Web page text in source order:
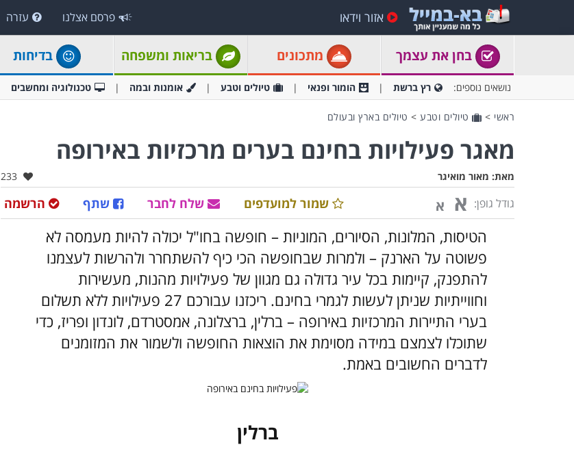
אזור וידאו פרסם אצלנו עזרה
בחן את עצמך מתכונים בריאות ומשפחה בדיחות
נושאים נוספים: רץ ברשת הומור ופנאי טיולים וטבע אומנות ובמה טכנולוגיה ומחשבים
ראשי > טיולים וטבע > טיולים בארץ ובעולם
מאגר פעילויות בחינם בערים מרכזיות באירופה
מאת: מאור מואיגר אהבו:
233
גודל גופן: א א הרשמה שתף שלח לחבר שמור למועדפים
הטיסות, המלונות, הסיורים, המוניות – חופשה בחו"ל יכולה להיות מעמסה לא
פשוטה על הארנק – ולמרות שבחופשה הכי כיף להשתחרר ולהרשות לעצמנו
להתפנק, קיימות בכל עיר גדולה גם מגוון של פעילויות מהנות, מעשירות
וחווייתיות שניתן לעשות לגמרי בחינם. ריכזנו עבורכם 27 פעילויות ללא תשלום
בערי התיירות המרכזיות באירופה – ברלין, ברצלונה, אמסטרדם, לונדון ופריז, כדי
שתוכלו לצמצם במידה מסוימת את הוצאות החופשה ולשמור את המזומנים
לדברים החשובים באמת.
ברלין